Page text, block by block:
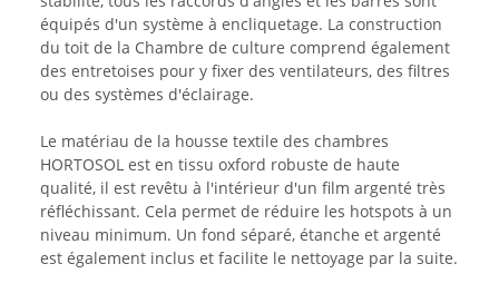
équipés d'un système à encliquetage. La construction
du toit de la Chambre de culture comprend également
des entretoises pour y fixer des ventilateurs, des filtres
ou des systèmes d'éclairage.
Le matériau de la housse textile des chambres
HORTOSOL est en tissu oxford robuste de haute
qualité, il est revêtu à l'intérieur d'un film argenté très
réfléchissant. Cela permet de réduire les hotspots à un
niveau minimum. Un fond séparé, étanche et argenté
est également inclus et facilite le nettoyage par la suite.